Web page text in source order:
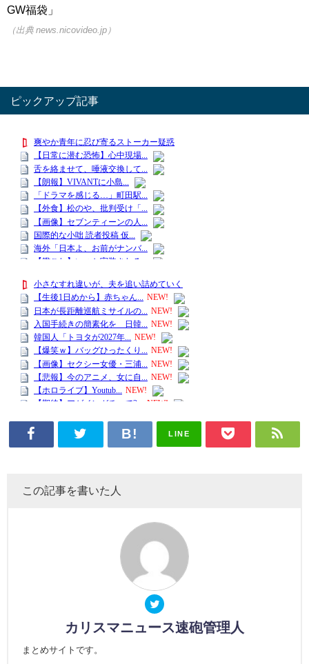
GW福袋」
（出典 news.nicovideo.jp）
ピックアップ記事
LINE
この記事を書いた人
カリスマニュース速砲管理人
まとめサイトです。